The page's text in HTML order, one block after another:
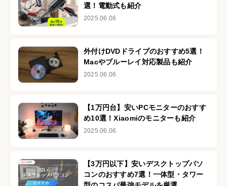
選！電動式も紹介
2025.06.06
外付けDVDドライブのおすすめ5選！
Macやブルーレイ対応製品も紹介
2025.06.06
【1万円台】安いPCモニターのおすす
め10選！Xiaomiのモニターも紹介
2025.06.06
【3万円以下】安いデスクトップパソ
コンのおすすめ7選！一体型・タワー